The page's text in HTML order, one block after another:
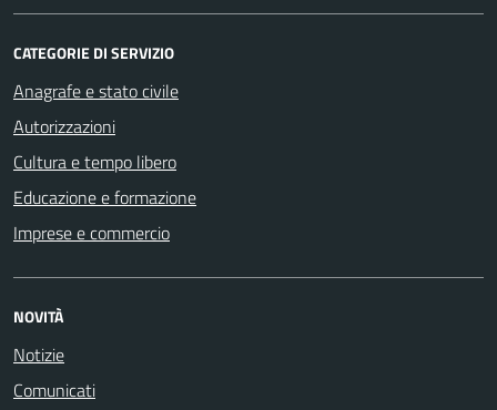
CATEGORIE DI SERVIZIO
Anagrafe e stato civile
Autorizzazioni
Cultura e tempo libero
Educazione e formazione
Imprese e commercio
NOVITÀ
Notizie
Comunicati